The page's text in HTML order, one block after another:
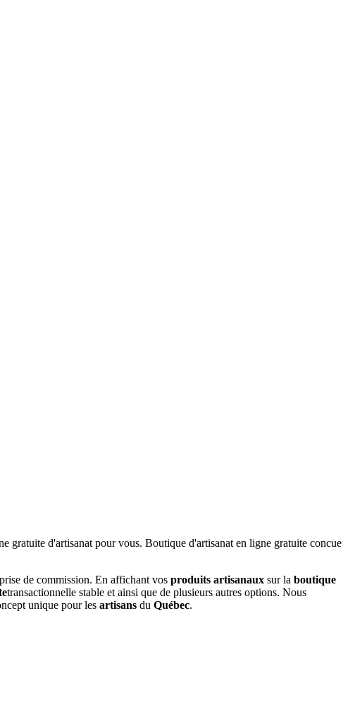
de commission. En affichant vos produits artisanaux sur la boutique
transactionnelle stable et ainsi que de plusieurs autres options. Nous
unique pour les artisans du Québec.